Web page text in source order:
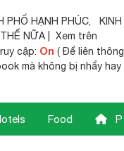
PHỐ HẠNH PHÚC,
KINH
NỮA | Xem trên
cập: On ( Để liên thông
mà không bị nhẩy hay
Food P